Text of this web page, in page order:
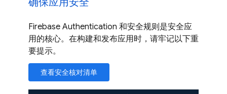
Firebase Authentication 和安全规则是安全应
用的核心。在构建和发布应用时，请牢记以下重
要提示。
查看安全核对清单